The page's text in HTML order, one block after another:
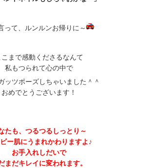
って、ルンルンお帰りに～
こまで感動くださるなんて
私もつられて心の中で
ッツポーズしちゃいました＾＾
おめでとうございます！
たも、つるつるしっとり～
ー肌にうまれかわりますよ♪
お手入れしだいで
まだキレイに変われます。